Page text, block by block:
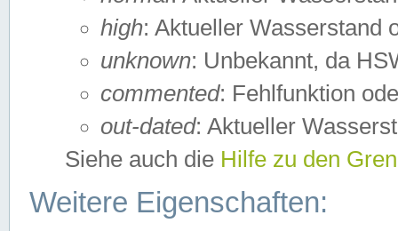
high: Aktueller Wasserstand
unknown: Unbekannt, da
commented: Fehlfunktion
out-dated: Aktueller
Siehe auch die Hilfe zu den
Weitere Eigenschaften: